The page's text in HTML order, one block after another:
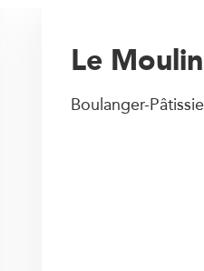
Le
Boulanger-